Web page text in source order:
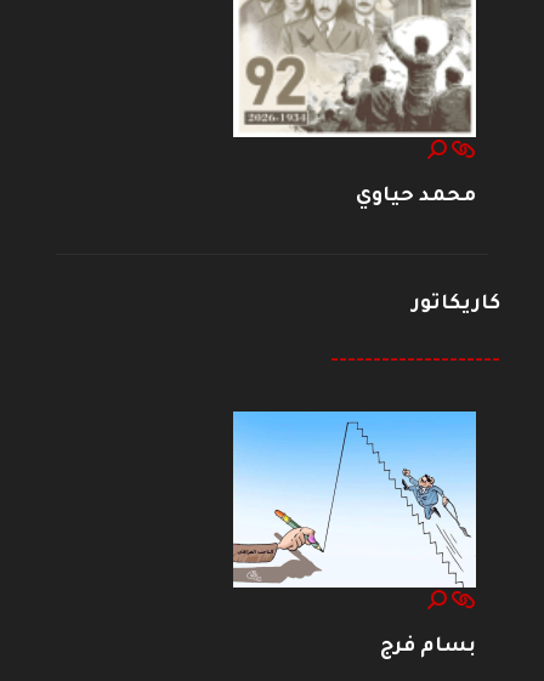
محمد حياوي
كاريكاتور
--------------------
بسام فرج